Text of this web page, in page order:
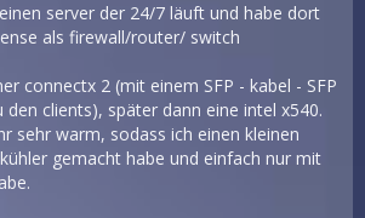
server der 24/7 läuft und habe dort
als firewall/router/ switch
connectx 2 (mit einem SFP - kabel - SFP
den clients), später dann eine intel x540.
sehr warm, sodass ich einen kleinen
gemacht habe und einfach nur mit